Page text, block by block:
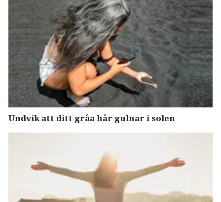
Undvik att ditt gråa hår gulnar i solen